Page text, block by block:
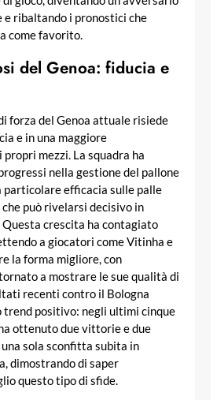
e ribaltando i pronostici che
come favorito.
del Genoa: fiducia e
forza del Genoa attuale risiede
e in una maggiore
propri mezzi. La squadra ha
nella gestione del pallone
particolare efficacia sulle palle
può rivelarsi decisivo in
crescita ha contagiato
a giocatori come Vitinha e
la forma migliore, con
a mostrare le sue qualità di
recenti contro il Bologna
trend positivo: negli ultimi cinque
ottenuto due vittorie e due
sola sconfitta subita in
dimostrando di saper
questo tipo di sfide.